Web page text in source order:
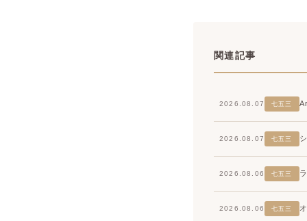
関連記事
2026.08.07 七五三
2026.08.07 七五三
2026.08.06 七五三
2026.08.06 七五三